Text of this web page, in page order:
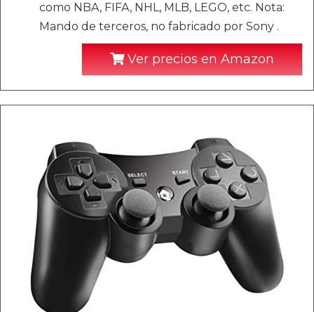
como NBA, FIFA, NHL, MLB, LEGO, etc. Nota:
Mando de terceros, no fabricado por Sony .
Ver precios en Amazon